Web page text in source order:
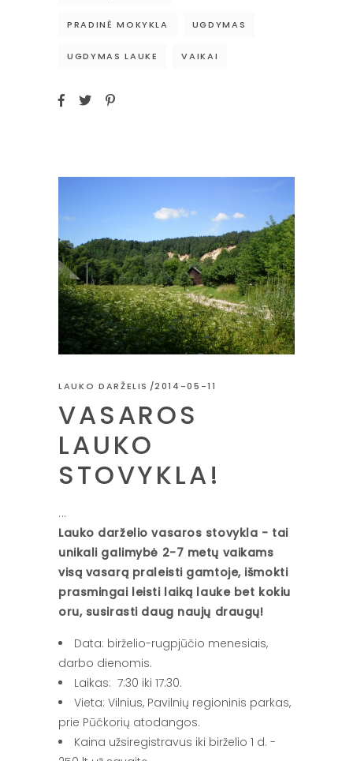
PRADINĖ MOKYKLA UGDYMAS
UGDYMAS LAUKE VAIKAI
LAUKO DARŽELIS 2014-05-11
VASAROS
LAUKO
STOVYKLA!
Lauko darželio vasaros stovykla - tai
unikali galimybė 2-7 metų vaikams
visą vasarą praleisti gamtoje, išmokti
prasmingai leisti laiką lauke bet kokiu
oru, susirasti daug naujų draugų!
Data: birželio-rugpjūčio menesiais,
darbo dienomis.
Laikas: 7:30 iki 17:30.
Vieta: Vilnius, Pavilnių regioninis parkas,
prie Pūčkorių atodangos.
Kaina užsiregistravus iki birželio 1 d. -